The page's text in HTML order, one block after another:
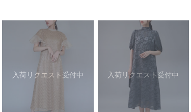
入荷リクエスト受付中 入荷リクエスト受付中